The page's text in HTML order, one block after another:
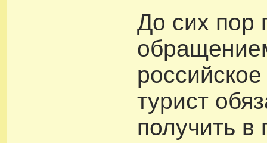
До сих пор
турист
получить в